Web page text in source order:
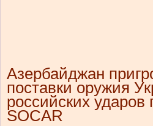
Азербайджан
поставки оружия
российских ударов
SOCAR